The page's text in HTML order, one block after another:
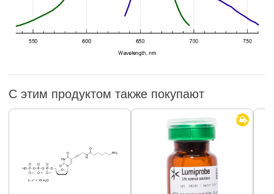
С этим продуктом также покупают